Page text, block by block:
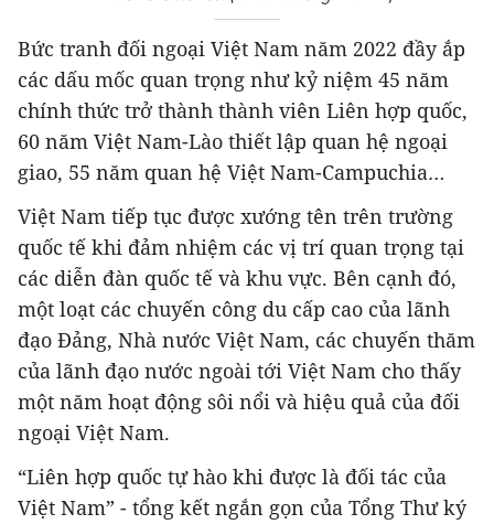
Bức tranh đối ngoại Việt Nam năm 2022 đầy ắp
các dấu mốc quan trọng như kỷ niệm 45 năm
chính thức trở thành thành viên Liên hợp quốc,
60 năm Việt Nam-Lào thiết lập quan hệ ngoại
giao, 55 năm quan hệ Việt Nam-Campuchia…
Việt Nam tiếp tục được xướng tên trên trường
quốc tế khi đảm nhiệm các vị trí quan trọng tại
các diễn đàn quốc tế và khu vực. Bên cạnh đó,
một loạt các chuyến công du cấp cao của lãnh
đạo Đảng, Nhà nước Việt Nam, các chuyến thăm
của lãnh đạo nước ngoài tới Việt Nam cho thấy
một năm hoạt động sôi nổi và hiệu quả của đối
ngoại Việt Nam.
“Liên hợp quốc tự hào khi được là đối tác của
Việt Nam” - tổng kết ngắn gọn của Tổng Thư ký